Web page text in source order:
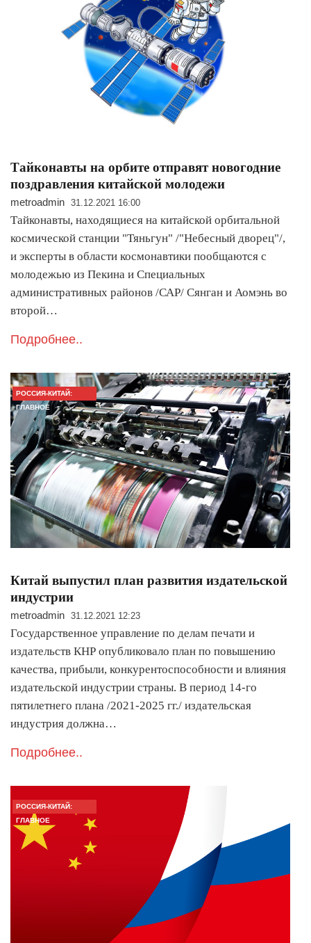
Тайконавты на орбите отправят новогодние
поздравления китайской молодежи
metroadmin 31.12.2021 16:00
Тайконавты, находящиеся на китайской орбитальной
космической станции "Тяньгун" /"Небесный дворец"/,
и эксперты в области космонавтики пообщаются с
молодежью из Пекина и Специальных
административных районов /САР/ Сянган и Аомэнь во
второй…
Подробнее..
РОССИЯ-КИТАЙ:
ГЛАВНОЕ
Китай выпустил план развития издательской
индустрии
metroadmin 31.12.2021 12:23
Государственное управление по делам печати и
издательств КНР опубликовало план по повышению
качества, прибыли, конкурентоспособности и влияния
издательской индустрии страны. В период 14-го
пятилетнего плана /2021-2025 гг./ издательская
индустрия должна…
Подробнее..
РОССИЯ-КИТАЙ:
ГЛАВНОЕ